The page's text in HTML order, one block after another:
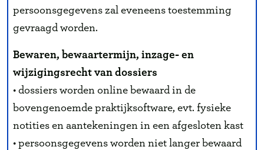
persoonsgegevens zal eveneens toestemming
gevraagd worden.
Bewaren, bewaartermijn, inzage- en
wijzigingsrecht van dossiers
• dossiers worden online bewaard in de
bovengenoemde praktijksoftware, evt. fysieke
notities en aantekeningen in een afgesloten kast
• persoonsgegevens worden niet langer bewaard